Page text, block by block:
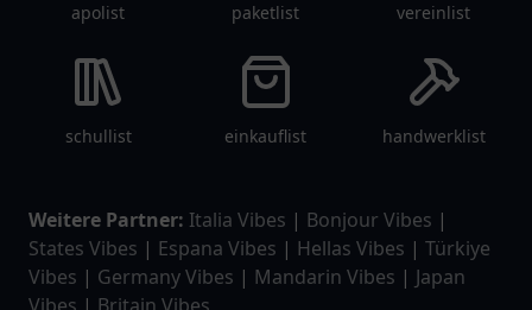
apolist paketlist vereinlist
schullist einkauflist handwerklist
Weitere Partner: Italia Vibes | Bonjour Vibes |
States Vibes | Espana Vibes | Hellas Vibes | Türkiye
Vibes | Germany Vibes | Mandarin Vibes | Japan